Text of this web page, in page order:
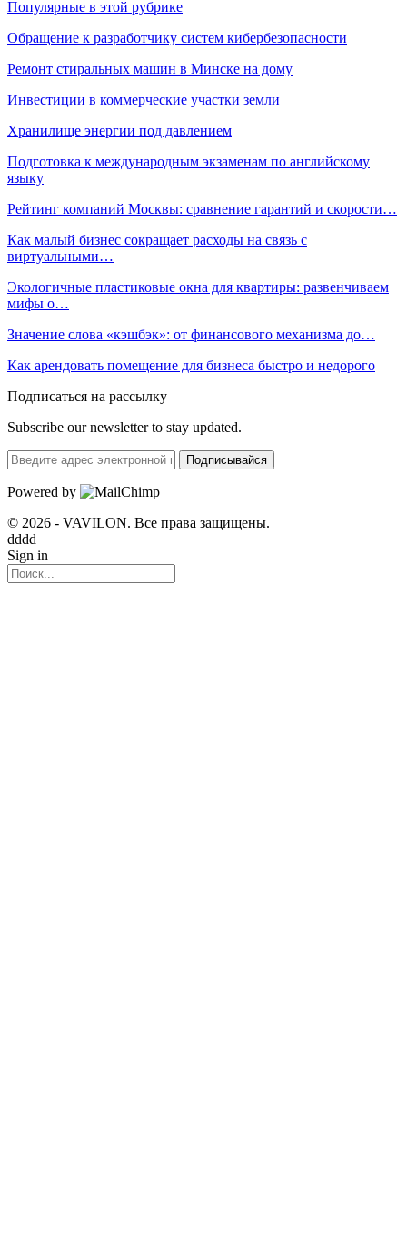
Популярные в этой рубрике
Обращение к разработчику систем кибербезопасности
Ремонт стиральных машин в Минске на дому
Инвестиции в коммерческие участки земли
Хранилище энергии под давлением
Подготовка к международным экзаменам по английскому
языку
Рейтинг компаний Москвы: сравнение гарантий и скорости…
Как малый бизнес сокращает расходы на связь с
виртуальными…
Экологичные пластиковые окна для квартиры: развенчиваем
мифы о…
Значение слова «кэшбэк»: от финансового механизма до…
Как арендовать помещение для бизнеса быстро и недорого
Подписаться на рассылку
Subscribe our newsletter to stay updated.
Подписывайся
Powered by
© 2026 - VAVILON. Все права защищены.
dddd
Sign in